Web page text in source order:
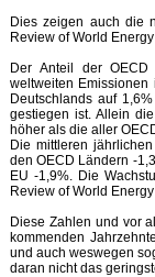
Dies zeigen auch die
Review of World
Der Anteil der
weltweiten
Deutschlands auf
gestiegen ist. Allein
höher als die aller
Die mittleren
den OECD Ländern -
EU -1,9%. Die
Review of World
Diese Zahlen und vor
kommenden
und auch weswegen
daran nicht das